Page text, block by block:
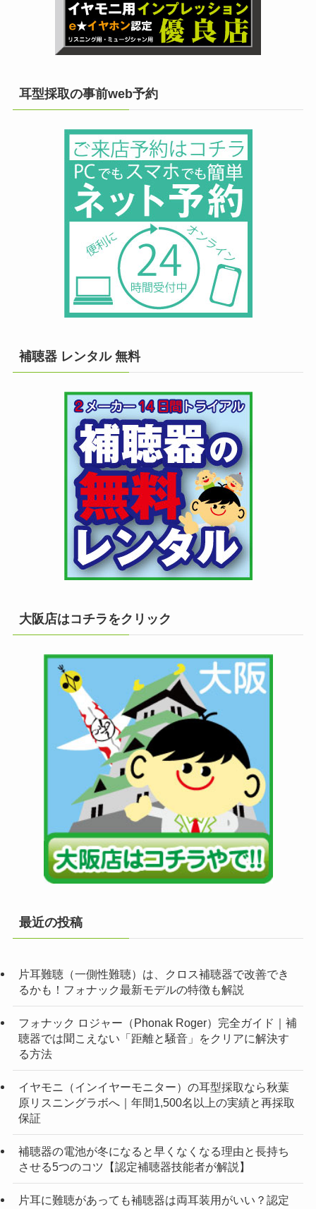
耳型採取の事前web予約
補聴器 レンタル 無料
大阪店はコチラをクリック
最近の投稿
片耳難聴（一側性難聴）は、クロス補聴器で改善でき
るかも！フォナック最新モデルの特徴も解説
フォナック ロジャー（Phonak Roger）完全ガイド｜補
聴器では聞こえない「距離と騒音」をクリアに解決す
る方法
イヤモニ（インイヤーモニター）の耳型採取なら秋葉
原リスニングラボへ｜年間1,500名以上の実績と再採取
保証
補聴器の電池が冬になると早くなくなる理由と長持ち
させる5つのコツ【認定補聴器技能者が解説】
片耳に難聴があっても補聴器は両耳装用がいい？認定